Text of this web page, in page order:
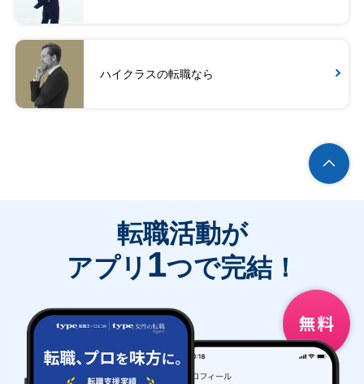
ハイクラスの転職なら
転職活動が
アプリ 1つで完結！